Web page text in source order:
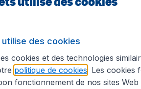
Sites
Flugladen.de
des cookies
cookies et des technologies
politique de cookies . Les
fonctionnement de nos sites Web